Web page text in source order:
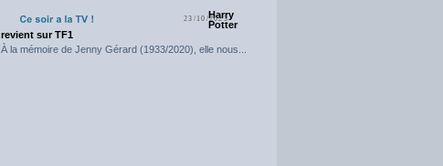
23/10/2023
Harry
Potter
revient sur TF1
À la mémoire de Jenny Gérard (1933/2020), elle nous...